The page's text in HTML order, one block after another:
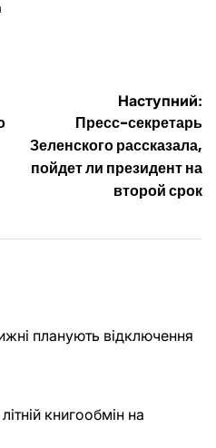
Наступний:
Пресс-секретарь
Зеленского рассказала,
пойдет ли президент на
второй срок
планують відключення
книгообмін на